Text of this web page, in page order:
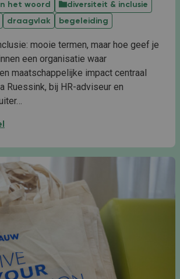
het woord
diversiteit & inclusie
draagvlak begeleiding
mooie termen, maar hoe geef je
een organisatie waar
maatschappelijke impact centraal
Ruessink, bij HR-adviseur en
de ruimte om te groeien: